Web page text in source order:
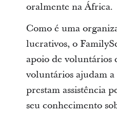
oralmente na África.
Como é uma
lucrativos, o
apoio de voluntários
voluntários ajudam
prestam assistência
seu conhecimento